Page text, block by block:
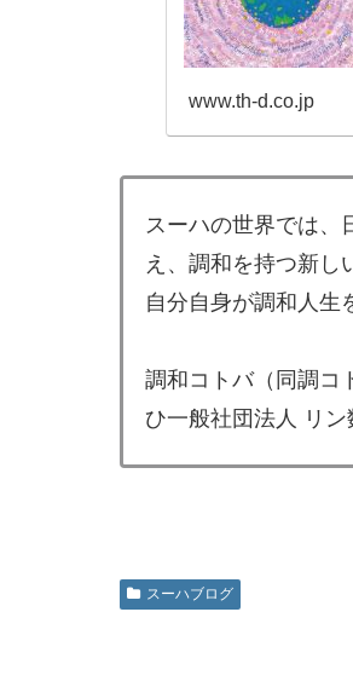
www.th-d.co.jp
スーハの世界では、
え、調和を持つ新し
自分自身が調和人生
調和コトバ（同調コ
ひ一般社団法人 リン
スーハブログ